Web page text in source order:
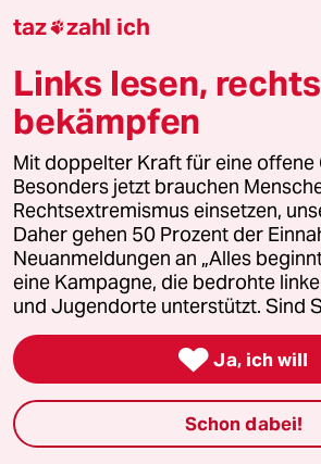
M Münchner
04.01.2024,09:14 Uhr
Jede Lobbyorganisation
sie beeinflussen kann. Seit
Grünen an Regierung. Es
die Lobbyarbeit inbs leere
Leider istr das Gegenteil ist
ist das fehlende Fachwissen
speziell in Ihrer
der Ökologie. Wer keine
andere höhren. Das war
Heizungsgesetz so, wo
Lobbyisten sogar ins
meistkommentiert
taz zahl ich
Links lesen, rechts
bekämpfen
Mit doppelter Kraft für eine offene
Besonders jetzt brauchen
Rechtsextremismus einsetzen,
Daher gehen 50 Prozent der
Neuanmeldungen an „Alles
eine Kampagne, die bedrohte
und Jugendorte unterstützt. Sind
 Ja, ich will
Schon dabei!